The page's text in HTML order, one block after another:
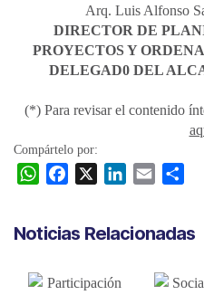
Arq. Luis Alfonso
DIRECTOR DE
PROYECTOS Y
DELEGAD0 DEL
(*) Para revisar el contenido
Compártelo por:
W
t
A
e
o
k
i
p
r
Noticias Relacionadas